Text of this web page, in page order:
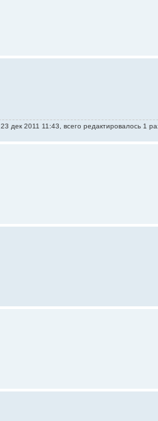
23 дек 2011 11:43, всего редактировалось 1